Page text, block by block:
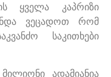
ყველა კაპრიზი
ვეცადოთ რომ
საკითხები
ადამიანია